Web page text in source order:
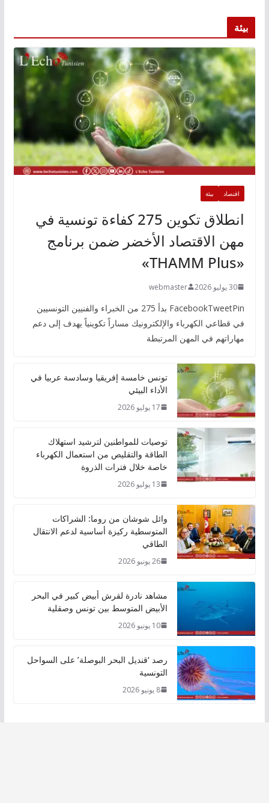
بيئة
اقتصاد بيئة
انطلاق تكوين 275 كفاءة تونسية في
مهن الاقتصاد الأخضر ضمن برنامج
«THAMM Plus»
30 يوليو 2026 webmaster
FacebookTweetPin بدأ 275 من الخبراء والفنيين التونسيين
في قطاعي الكهرباء والإلكترونيك مساراً تكوينياً يهدف إلى دعم
مهاراتهم في المهن المرتبطة
تونس خامسة إفريقيا وسادسة عربيا في
الأداء البيئي
17 يوليو 2026
توصيات للمواطنين لترشيد استهلاك
الطاقة والتقليص من استعمال الكهرباء
خاصة خلال فترات الذروة
13 يوليو 2026
وائل شوشان من روما: الشراكات
المتوسطية ركيزة أساسية لدعم الانتقال
الطاقي
26 يونيو 2026
مشاهد نادرة لقرش أبيض كبير في البحر
الأبيض المتوسط بين تونس وصقلية
10 يونيو 2026
رصد ‘قنديل البحر البوصلة’ على السواحل
التونسية
8 يونيو 2026